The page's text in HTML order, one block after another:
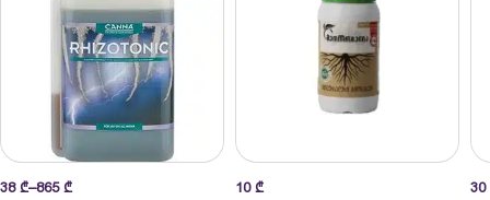
38 ₾–865 ₾
Price
10 ₾
30